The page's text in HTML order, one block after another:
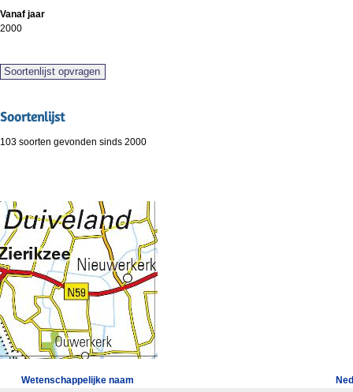
Vanaf jaar
2000
Soortenlijst
103 soorten gevonden sinds 2000
Wetenschappelijke naam